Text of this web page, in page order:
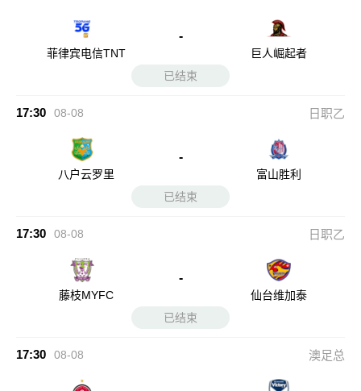
菲律宾电信TNT
-
巨人崛起者
已结束
17:30 08-08 日职乙
八户云罗里
-
富山胜利
已结束
17:30 08-08 日职乙
藤枝MYFC
-
仙台维加泰
已结束
17:30 08-08 澳足总